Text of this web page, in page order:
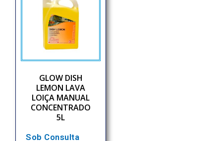
GLOW DISH
LEMON LAVA
LOIÇA MANUAL
CONCENTRADO
5L
Sob Consulta